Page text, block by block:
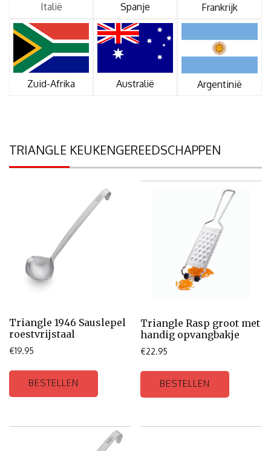
Italië Spanje Frankrijk
Zuid-Afrika Australië Argentinië
TRIANGLE KEUKENGEREEDSCHAPPEN
Triangle 1946 Sauslepel
roestvrijstaal
€19.95
BESTELLEN
Triangle Rasp groot met
handig opvangbakje
€22.95
BESTELLEN